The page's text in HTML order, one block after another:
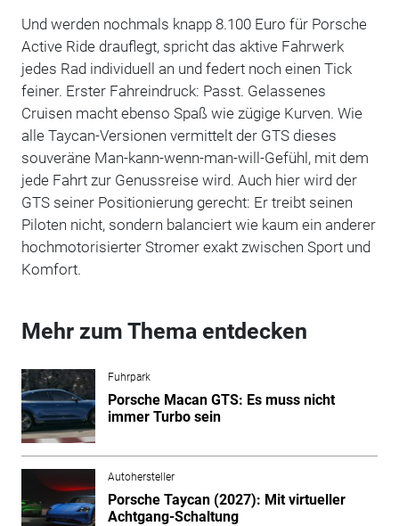
Und werden nochmals knapp 8.100 Euro für Porsche
Active Ride drauflegt, spricht das aktive Fahrwerk
jedes Rad individuell an und federt noch einen Tick
feiner. Erster Fahreindruck: Passt. Gelassenes
Cruisen macht ebenso Spaß wie zügige Kurven. Wie
alle Taycan-Versionen vermittelt der GTS dieses
souveräne Man-kann-wenn-man-will-Gefühl, mit dem
jede Fahrt zur Genussreise wird. Auch hier wird der
GTS seiner Positionierung gerecht: Er treibt seinen
Piloten nicht, sondern balanciert wie kaum ein anderer
hochmotorisierter Stromer exakt zwischen Sport und
Komfort.
Mehr zum Thema entdecken
Fuhrpark
Porsche Macan GTS: Es muss nicht
immer Turbo sein
Autohersteller
Porsche Taycan (2027): Mit virtueller
Achtgang-Schaltung